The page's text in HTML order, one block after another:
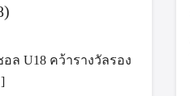
ล U18 คว้ารางวัลรอง